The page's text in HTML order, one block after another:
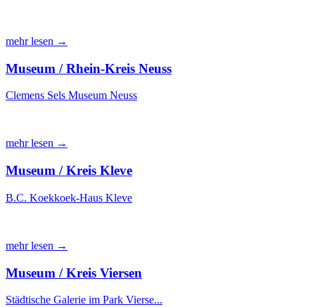
mehr lesen →
Museum / Rhein-Kreis Neuss
Clemens Sels Museum Neuss
mehr lesen →
Museum / Kreis Kleve
B.C. Koekkoek-Haus Kleve
mehr lesen →
Museum / Kreis Viersen
Städtische Galerie im Park Vierse...